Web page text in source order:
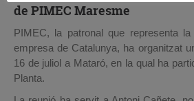
de PIMEC Maresme
PIMEC, la patronal que representa
empresa de Catalunya, ha organitzat
16 de juliol a Mataró, en la qual ha
Planta.